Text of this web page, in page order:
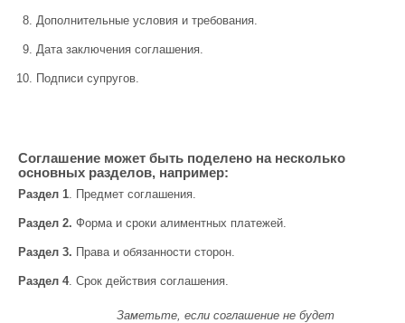
Дополнительные условия и требования.
Дата заключения соглашения.
Подписи супругов.
Соглашение может быть поделено на несколько
основных разделов, например:
Раздел 1. Предмет соглашения.
Раздел 2. Форма и сроки алиментных платежей.
Раздел 3. Права и обязанности сторон.
Раздел 4. Срок действия соглашения.
Заметьте, если соглашение не будет